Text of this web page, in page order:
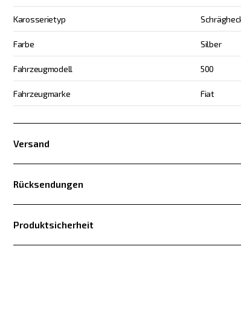
Karosserietyp
Farbe Silber
Fahrzeugmodell 500
Fahrzeugmarke Fiat
Versand
Rücksendungen
Produktsicherheit